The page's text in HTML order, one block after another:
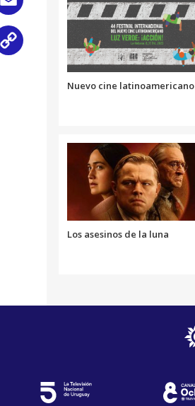
Nuevo cine latinoamericano
Los asesinos de la luna